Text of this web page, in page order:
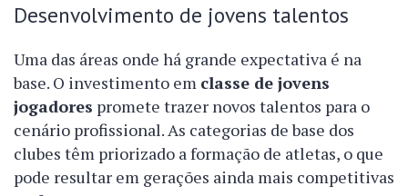
Desenvolvimento de jovens talentos
Uma das áreas onde há grande expectativa é na
base. O investimento em classe de jovens
jogadores promete trazer novos talentos para o
cenário profissional. As categorias de base dos
clubes têm priorizado a formação de atletas, o que
pode resultar em gerações ainda mais competitivas